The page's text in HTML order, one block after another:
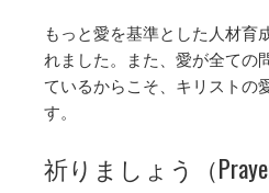
もっと愛を基準とした人材育
れました。また、愛が全ての
ているからこそ、キリストの
す。
祈りましょう（